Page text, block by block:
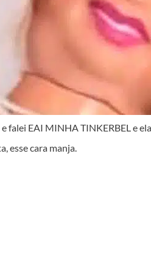
falei EAI MINHA TINKERBEL e
esse cara manja.